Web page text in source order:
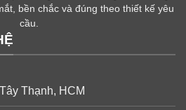
bền chắc và đúng theo thiết kế yêu
cầu.
Thạnh, HCM